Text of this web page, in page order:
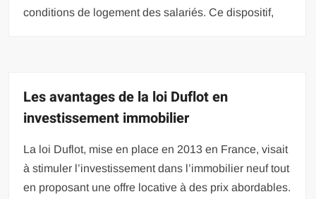
conditions de logement des salariés. Ce dispositif,
Les avantages de la loi Duflot en
investissement immobilier
La loi Duflot, mise en place en 2013 en France, visait
à stimuler l’investissement dans l’immobilier neuf tout
en proposant une offre locative à des prix abordables.